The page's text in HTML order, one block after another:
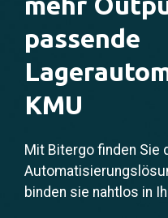
passende
KMU
Mit Bitergo finden Sie
binden sie nahtlos in